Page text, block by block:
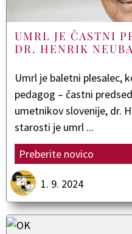
UMRL JE ČASTNI
DR. HENRIK
Umrl je baletni plesalec,
pedagog – častni
umetnikov slovenije, dr.
starosti je umrl ...
Preberite novico
1. 9. 2024